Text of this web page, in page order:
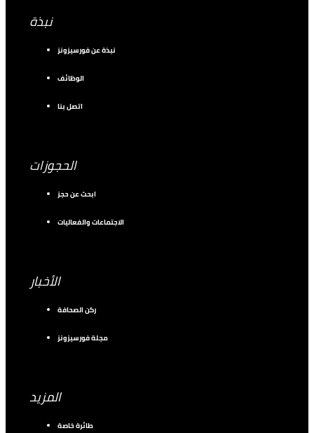
نبذة
نبذة عن فورسيزونز
الوظائف
اتصل بنا
الحجوزات
ابحث عن حجز
الاجتماعات والفعاليات
الأخبار
ركن الصحافة
مجلة فورسيزونز
المزيد
طائرة خاصة